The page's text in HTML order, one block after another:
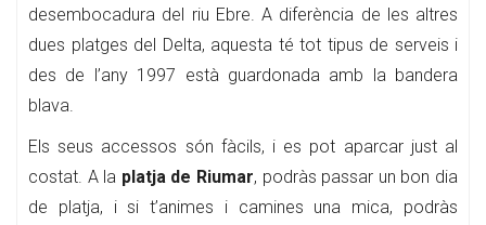
desembocadura del riu Ebre. A diferència de les altres
dues platges del Delta, aquesta té tot tipus de serveis i
des de l’any 1997 està guardonada amb la bandera
blava.
Els seus accessos són fàcils, i es pot aparcar just al
costat. A la platja de Riumar, podràs passar un bon dia
de platja, i ​​si t’animes i camines una mica, podràs